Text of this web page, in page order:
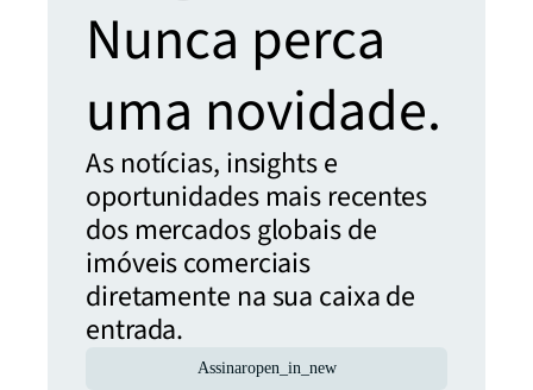
Nunca perca
uma novidade.
As notícias, insights e
oportunidades mais recentes
dos mercados globais de
imóveis comerciais
diretamente na sua caixa de
entrada.
Assinaropen_in_new